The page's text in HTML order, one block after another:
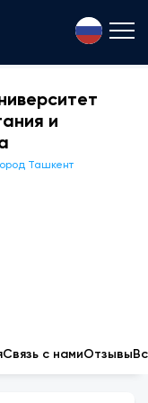
и
Ташкент
Связь с намиОтзывы